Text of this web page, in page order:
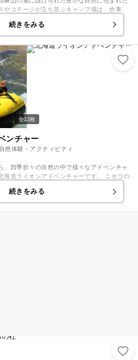
やコテージが立ち並ぶキャンプ場は、炊事
ウス造りのバーベキューハウスも整備され
めます。センターハウス（管理棟）もあるの
ーで安心して利用できますよ。テントの設営
場の芝生部分です。 また、周辺には
遊びもできる小さなせせらぎ、展望台、昆虫
競技場と、施設がとても充実しており、家族
適・気軽にアウトドア&レジャー体験をす
です。
続きをみる
全13枚
ンチャー
然体験・アクティビティ
、四季折々の自然の中で様々なアドベンチャ
海道ライオンアドベンチャーです。 ニセコの
！羊蹄山や緑豊かな自然を眺めながらゴムボ
いリバーガイドが付いているので初めての人
月になると３歳から楽しめる「ニセコ清流下
続きをみる